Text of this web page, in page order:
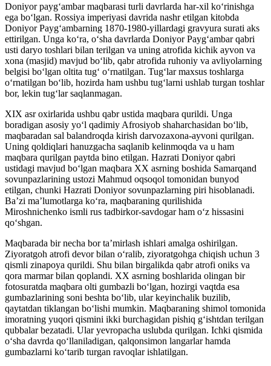
Doniyor paygʻambar maqbarasi turli davrlarda har-xil koʻrinishga
ega boʻlgan. Rossiya imperiyasi davrida nashr etilgan kitobda
Doniyor Paygʻambarning 1870-1980-yillardagi gravyura surati aks
ettirilgan. Unga ko‘ra, oʻsha davrlarda Doniyor Paygʻambar qabri
usti daryo toshlari bilan terilgan va uning atrofida kichik ayvon va
xona (masjid) mavjud boʻlib, qabr atrofida ruhoniy va avliyolarning
belgisi boʻlgan oltita tugʻ oʻrnatilgan. Tugʻlar maxsus toshlarga
oʻrnatilgan boʻlib, hozirda ham ushbu tugʻlarni ushlab turgan toshlar
bor, lekin tugʻlar saqlanmagan.
XIX asr oxirlarida ushbu qabr ustida maqbara qurildi. Unga
boradigan asosiy yoʻl qadimiy Afrosiyob shaharchasidan boʻlib,
maqbaradan sal balandroqda kirish darvozaxona-ayvoni qurilgan.
Uning qoldiqlari hanuzgacha saqlanib kelinmoqda va u ham
maqbara qurilgan paytda bino etilgan. Hazrati Doniyor qabri
ustidagi mavjud boʻlgan maqbara XX asrning boshida Samarqand
sovunpazlarining ustozi Mahmud oqsoqol tomonidan bunyod
etilgan, chunki Hazrati Doniyor sovunpazlarning piri hisoblanadi.
Baʼzi maʼlumotlarga koʻra, maqbaraning qurilishida
Miroshnichenko ismli rus tadbirkor-savdogar ham oʻz hissasini
qoʻshgan.
Maqbarada bir necha bor taʼmirlash ishlari amalga oshirilgan.
Ziyoratgoh atrofi devor bilan oʻralib, ziyoratgohga chiqish uchun 3
qismli zinapoya qurildi. Shu bilan birgalikda qabr atrofi oniks va
qora marmar bilan qoplandi. XX asrning boshlarida olingan bir
fotosuratda maqbara olti gumbazli boʻlgan, hozirgi vaqtda esa
gumbazlarining soni beshta boʻlib, ular keyinchalik buzilib,
qaytatdan tiklangan boʻlishi mumkin. Maqbaraning shimol tomonida
imoratning yuqori qismini ikki burchagidan pishiq gʻishtdan terilgan
qubbalar bezatadi. Ular yevropacha uslubda qurilgan. Ichki qismida
oʻsha davrda qoʻllaniladigan, qalqonsimon langarlar hamda
gumbazlarni koʻtarib turgan ravoqlar ishlatilgan.